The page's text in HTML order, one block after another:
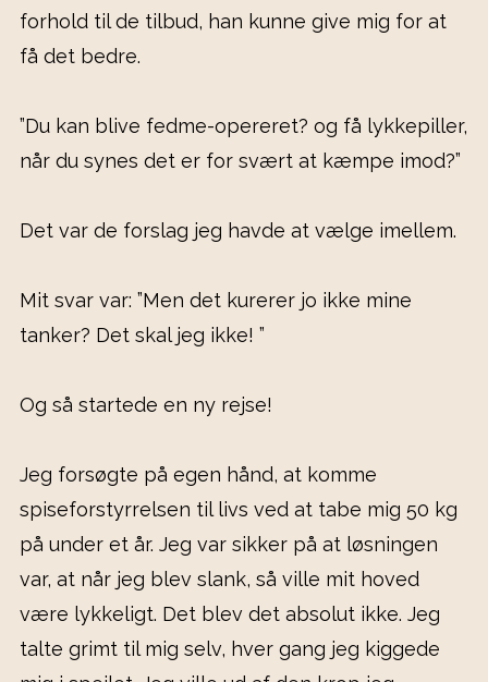
forhold til de tilbud, han kunne give mig for at
få det bedre.
”Du kan blive fedme-opereret? og få lykkepiller,
når du synes det er for svært at kæmpe imod?”
Det var de forslag jeg havde at vælge imellem.
Mit svar var: ”Men det kurerer jo ikke mine
tanker? Det skal jeg ikke! ”
Og så startede en ny rejse!
Jeg forsøgte på egen hånd, at komme
spiseforstyrrelsen til livs ved at tabe mig 50 kg
på under et år. Jeg var sikker på at løsningen
var, at når jeg blev slank, så ville mit hoved
være lykkeligt. Det blev det absolut ikke. Jeg
talte grimt til mig selv, hver gang jeg kiggede